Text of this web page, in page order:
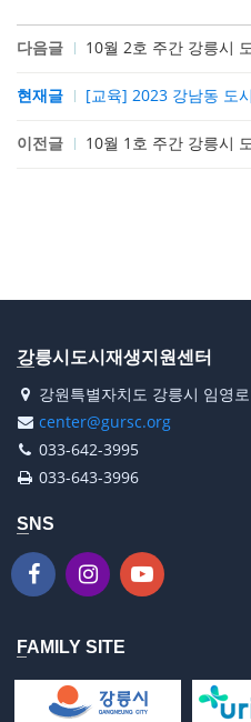
다음글 10월 2호 주간 강릉시
현재글 [교육] 2023 강남동 도
이전글 10월 1호 주간 강릉시
강릉시도시재생지원센터
강원특별자치도 강릉시 임영
center@gursc.org
033-642-3995
033-643-3996
SNS
FAMILY SITE